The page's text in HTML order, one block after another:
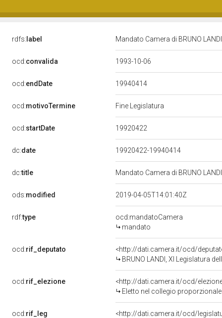
rdfs: label Mandato Camera di BRUNO
ocd:convalida 1993-10-06
ocd:endDate 19940414
ocd:motivoTermine Fine Legislatura
ocd:startDate 19920422
dc:date 19920422-19940414
dc:title Mandato Camera di BRUNO
ods:modified 2019-04-05T14:01:40Z
rdf:type
ocd:mandatoCamera
mandato
ocd:rif_deputato
<http://dati.camera.it/ocd/
BRUNO LANDI, XI Legislatura
ocd:rif_elezione
<http://dati.camera.it/ocd/
Eletto nel collegio
ocd:rif_leg
<http://dati.camera.it/ocd/